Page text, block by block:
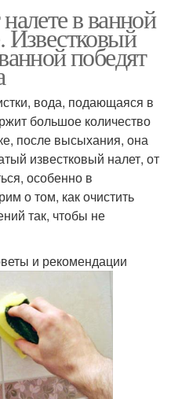
в ванной
Известковый
победят
вода, подающаяся в
большое количество
после высыхания, она
известковый налет, от
особенно в
о том, как очистить
так, чтобы не
и рекомендации